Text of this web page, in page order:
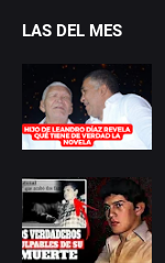
LAS DEL MES